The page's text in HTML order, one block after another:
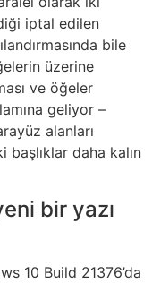
iptal edilen
bile
üzerine
ve öğeler
geliyor –
alanları
daha kalın
bir yazı
10 Build 21376’da